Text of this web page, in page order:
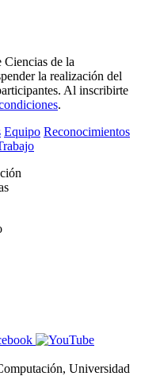
de la
la realización del
Al inscribirte
.
Equipo Reconocimientos
Universidad